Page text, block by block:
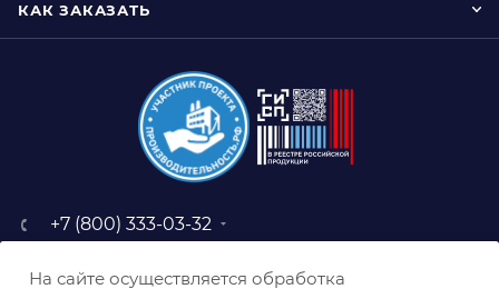
КАК ЗАКАЗАТЬ
+7 (800) 333-03-32
baz@belabraziv.ru
На сайте осуществляется обработка